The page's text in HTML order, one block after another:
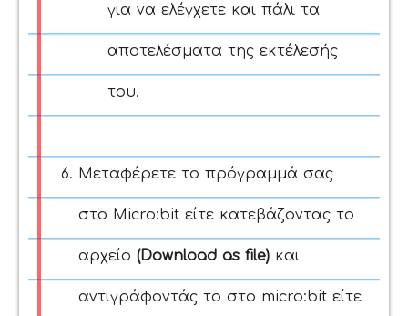
για να ελέγχετε και πάλι τα
αποτελέσματα της εκτέλεσής
του.
Μεταφέρετε το πρόγραμμά σας
στο Micro:bit είτε κατεβάζοντας το
αρχείο (Download as file) και
αντιγράφοντάς το στο micro:bit είτε